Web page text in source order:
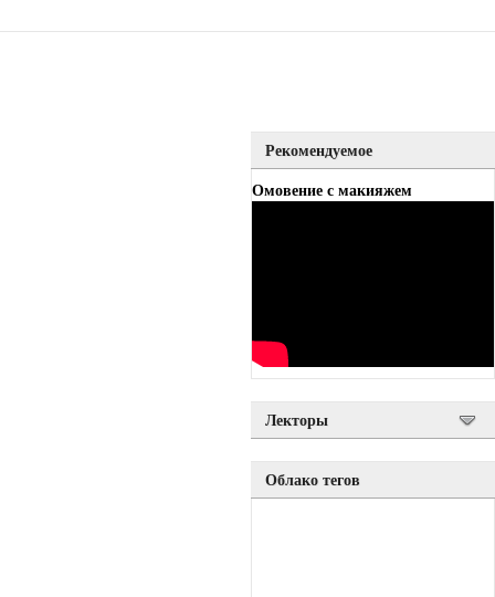
Рекомендуемое
Омовение с макияжем
Лекторы
Облако тегов